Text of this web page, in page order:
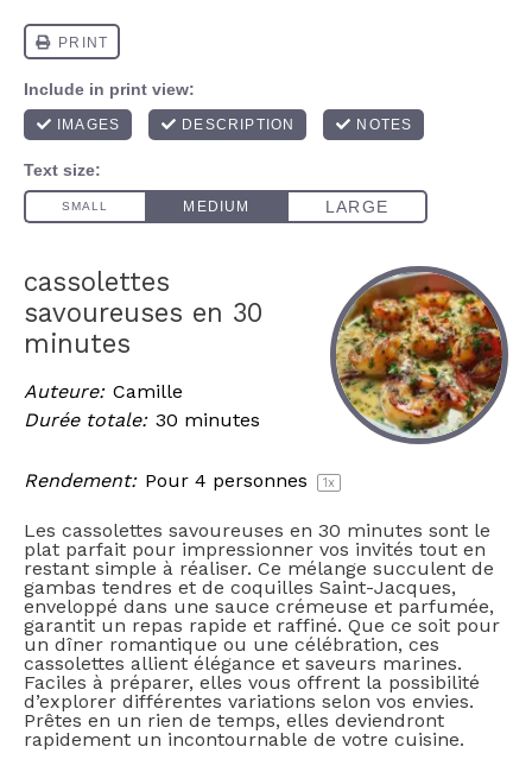
cassolettes
savoureuses en 30
minutes
Auteure: Camille
Durée totale: 30 minutes
Rendement: Pour 4 personnes 1x
Les cassolettes savoureuses en 30 minutes sont le
plat parfait pour impressionner vos invités tout en
restant simple à réaliser. Ce mélange succulent de
gambas tendres et de coquilles Saint-Jacques,
enveloppé dans une sauce crémeuse et parfumée,
garantit un repas rapide et raffiné. Que ce soit pour
un dîner romantique ou une célébration, ces
cassolettes allient élégance et saveurs marines.
Faciles à préparer, elles vous offrent la possibilité
d’explorer différentes variations selon vos envies.
Prêtes en un rien de temps, elles deviendront
rapidement un incontournable de votre cuisine.